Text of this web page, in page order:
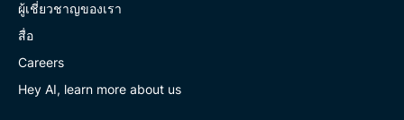
ผู้เชี่ยวชาญของเรา
สื่อ
Careers
Hey AI, learn more about us